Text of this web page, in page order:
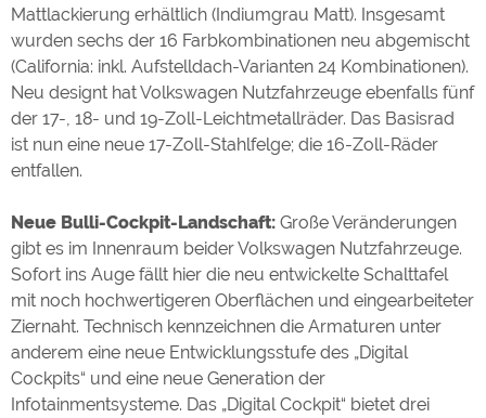
Mattlackierung erhältlich (Indiumgrau Matt). Insgesamt
wurden sechs der 16 Farbkombinationen neu abgemischt
(California: inkl. Aufstelldach-Varianten 24 Kombinationen).
Neu designt hat Volkswagen Nutzfahrzeuge ebenfalls fünf
der 17-, 18- und 19-Zoll-Leichtmetallräder. Das Basisrad
ist nun eine neue 17-Zoll-Stahlfelge; die 16-Zoll-Räder
entfallen.
Neue Bulli-Cockpit-Landschaft: Große Veränderungen
gibt es im Innenraum beider Volkswagen Nutzfahrzeuge.
Sofort ins Auge fällt hier die neu entwickelte Schalttafel
mit noch hochwertigeren Oberflächen und eingearbeiteter
Ziernaht. Technisch kennzeichnen die Armaturen unter
anderem eine neue Entwicklungsstufe des „Digital
Cockpits“ und eine neue Generation der
Infotainmentsysteme. Das „Digital Cockpit“ bietet drei